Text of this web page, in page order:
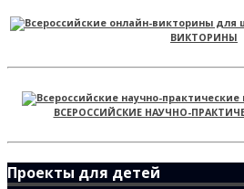
ВИКТОРИНЫ
ВСЕРОССИЙСКИЕ НАУЧНО-
Проекты для детей